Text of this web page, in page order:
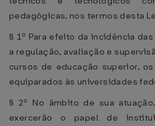
pedagógicas, nos termos desta
§ 1º Para efeito da incidência
a regulação, avaliação e
cursos de educação superior,
equiparados às universidades
§ 2º No âmbito de sua
exercerão o papel de